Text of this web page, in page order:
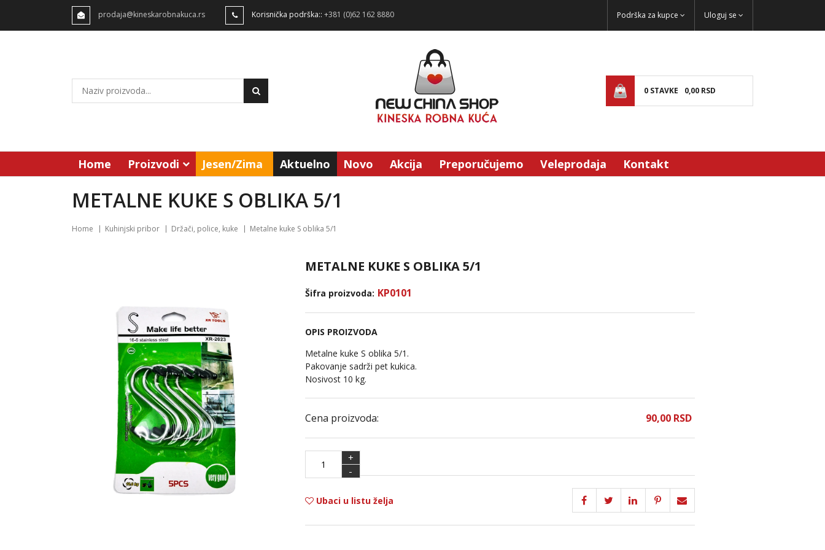
prodaja@kineskarobnakuca.rs Korisnička podrška:: +381 (0)62 162 8880 Podrška za kupce Uloguj se
0 STAVKE 0,00 RSD
Home Proizvodi Jesen/Zima Aktuelno Novo Akcija Preporučujemo Veleprodaja Kontakt
METALNE KUKE S OBLIKA 5/1
Home Kuhinjski pribor Držači, police, kuke Metalne kuke S oblika 5/1
METALNE KUKE S OBLIKA 5/1
Šifra proizvoda: KP0101
OPIS PROIZVODA
Metalne kuke S oblika 5/1.
Pakovanje sadrži pet kukica.
Nosivost 10 kg.
Cena proizvoda: 90,00 RSD
+
-
Ubaci u listu želja